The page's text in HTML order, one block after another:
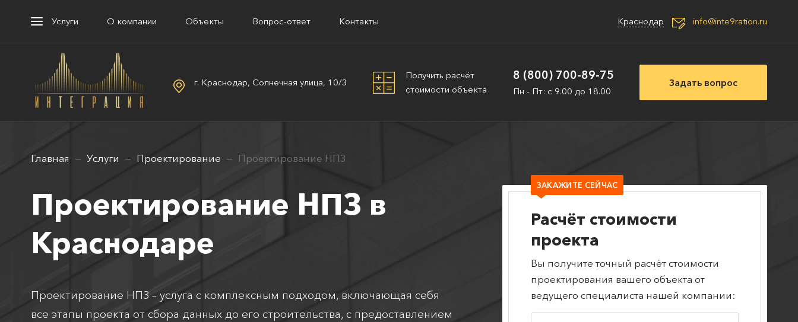
Услуги О компании Объекты Вопрос-ответ Контакты Краснодар info@inte9ration.ru
г. Краснодар, Солнечная улица, 10/3
Получить расчёт
стоимости объекта
8 (800) 700-89-75
Пн - Пт: с 9.00 до 18.00
Задать вопрос
Главная Услуги Проектирование Проектирование НПЗ
Проектирование НПЗ в
Краснодаре
Проектирование НПЗ – услуга с комплексным подходом, включающая себя
все этапы проекта от сбора данных до его строительства, с предоставлением
ЗАКАЖИТЕ СЕЙЧАС
Расчёт стоимости
проекта
Вы получите точный расчёт стоимости
проектирования вашего объекта от
ведущего специалиста нашей компании: